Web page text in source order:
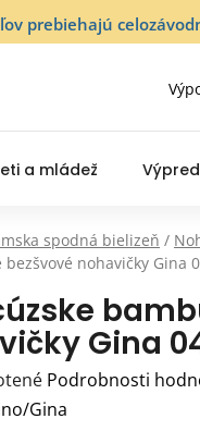
prebiehajú
a mládež
spodná bielizeň /
bezšvové nohavičky Gina
Gina
Podrobnosti
Gina